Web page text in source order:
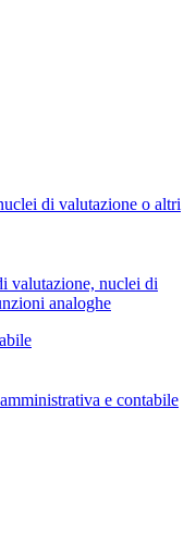
di valutazione o altri
valutazione, nuclei di
analoghe
e contabile